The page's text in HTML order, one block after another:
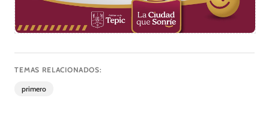
TEMAS RELACIONADOS:
primero